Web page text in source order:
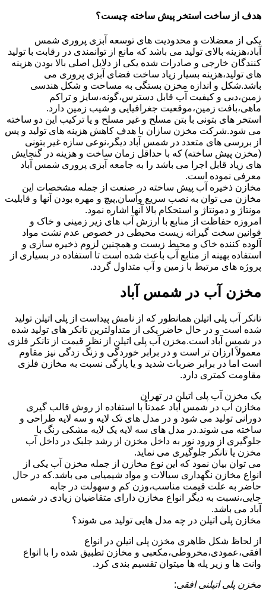
هدف از ساخت استخر پیش ساخته چیست؟
یکی از معضلات و محدودیت های توسعه آبزی پروری شمس
آباد،هزینه بالای تولید می باشد که مانع از توانمندی در رقابت با تولید
کنندگان خارجی و صادرات شده یکی از دلایل اصلی بالا بودن هزینه
های تولید،هزینه بسیار زیاد ساخت فضای آبزی پروری می
باشد.شکل و اندازه مخزن بستگی به مساحت و شکل هندسی
زمین،دبی و کیفیت آب قابل دسترس،گونه،سایز و تراکم
ماهی،بافت زمین،موقعیت جغرافیایی و شیب زمین دارد.
استخر های بتونی با بتن مسلح و غیر مسلح و یا ترکیب این دو ساخته
می شود.شرکت مخزن سازان با هدف کاهش هزینه های تولید و پس
از بررسی های متعدد در شمس آباد دیگر،نوعی سازه غیر بتونی
(مخزن پیش ساخته) که با حداقل زمان ساخت و هزینه در گنجایش
های زیاد قابل اجرا می باشد را به جامعه آبزی پروری شمس آباد
معرفی نموده است.
مخازن ذخیره آب پیش ساخته در صنعت از جمله مشخصات این
مخازن می توان به نصب سریع وآسان,پیچ و مهره بودن آنها و قابلیت
مونتاژ و دمونتاژ و استحکام بالا آنها اشاره نمود.
امروزه حفاظت از منابع با ارزش آب های زیر زمینی و خاک و
قوانین سخت گیرانه زیست محیطی در خصوص عدم نشت مواد
آلوده کننده خاک و محیط زیست و همچنین لزوم ذخیره سازی و
استفاده بهینه از منابع آب باعث شده است تا استفاده در بسیاری از
پروژه های مرتبط با زمین و آب متداول گردد.
مخزن آب در شمس آباد
تانکر آب پلی اتیلن همانطور که از نامش پیداست از پلی اتیلن تولید
شده است و در حال حاضر یکی از متداولترین تانکر های تولید شده
در شمس آباد است.مخزن آب پلی اتیلن از نظر قیمت از تانکر فلزی
معمولاً ارزان تر است و در برابر خوردگی و زنگ زدگی نیز مقاوم
است اما در برابر ضربات شدید و یا پارگی نسبت به مخازن فلزی
مقاومت کمتری دارد.
یک مخزن آب پلی اتیلن در تهران
مخازن آب در شمس آباد عمدتاً با استفاده از روش قالب گیری
دورانی تولید می شود و در مدل های تک لایه و سه لایه طراحی و
ساخته می شوند.در مدل های سه لایه یک لایه مشکی رنگ با
جلوگیری از ورود نور به داخل مخزن از رشد جلبک در داخل آب
مخزن یا تانکر جلوگیری می نماید.
می توان بیان نمود که این نوع مخازن از جمله مخزن آب یکی از
انواع مخازن نگهداری سیالات و مواد شیمیایی می باشد.که در حال
حاضر به علت قیمت مناسب،وزن کم و سهولت در جابه
جایی،نسبت به دیگر انواع مخازن دارای متقاضیان زیادی در شمس
آباد می باشد.
مخازن پلی اتیلن در چه مدل هایی تولید می شوند؟
از لحاظ شکل ظاهری مخزن پلی اتیلن در انواع
افقی،عمودی،مخروطی،مکعبی و مخازن تطبیق شده را با انواع
وانت ها و زیر پله ها میتوان تقسیم بندی کرد.
مخزن پلی اتیلنی افقی: